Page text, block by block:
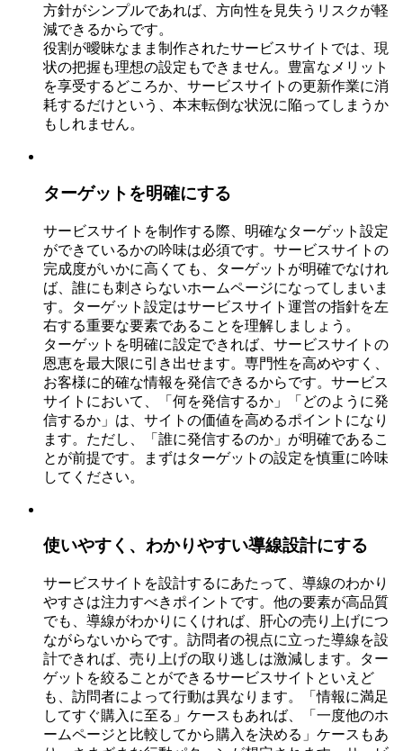
方針がシンプルであれば、方向性を見失うリスクが軽
減できるからです。
役割が曖昧なまま制作されたサービスサイトでは、現
状の把握も理想の設定もできません。豊富なメリット
を享受するどころか、サービスサイトの更新作業に消
耗するだけという、本末転倒な状況に陥ってしまうか
もしれません。
ターゲットを明確にする
サービスサイトを制作する際、明確なターゲット設定
ができているかの吟味は必須です。サービスサイトの
完成度がいかに高くても、ターゲットが明確でなけれ
ば、誰にも刺さらないホームページになってしまいま
す。ターゲット設定はサービスサイト運営の指針を左
右する重要な要素であることを理解しましょう。
ターゲットを明確に設定できれば、サービスサイトの
恩恵を最大限に引き出せます。専門性を高めやすく、
お客様に的確な情報を発信できるからです。サービス
サイトにおいて、「何を発信するか」「どのように発
信するか」は、サイトの価値を高めるポイントになり
ます。ただし、「誰に発信するのか」が明確であるこ
とが前提です。まずはターゲットの設定を慎重に吟味
してください。
使いやすく、わかりやすい導線設計にする
サービスサイトを設計するにあたって、導線のわかり
やすさは注力すべきポイントです。他の要素が高品質
でも、導線がわかりにくければ、肝心の売り上げにつ
ながらないからです。訪問者の視点に立った導線を設
計できれば、売り上げの取り逃しは激減します。ター
ゲットを絞ることができるサービスサイトといえど
も、訪問者によって行動は異なります。「情報に満足
してすぐ購入に至る」ケースもあれば、「一度他のホ
ームページと比較してから購入を決める」ケースもあ